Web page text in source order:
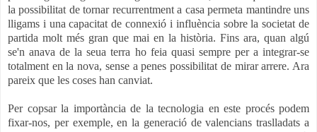
la possibilitat de tornar recurrentment a casa permeta mantindre uns
lligams i una capacitat de connexió i influència sobre la societat de
partida molt més gran que mai en la història. Fins ara, quan algú
se'n anava de la seua terra ho feia quasi sempre per a integrar-se
totalment en la nova, sense a penes possibilitat de mirar arrere. Ara
pareix que les coses han canviat.
Per copsar la importància de la tecnologia en este procés podem
fixar-nos, per exemple, en la generació de valencians traslladats a